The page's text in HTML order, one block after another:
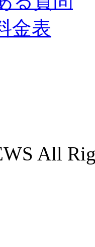
表
All